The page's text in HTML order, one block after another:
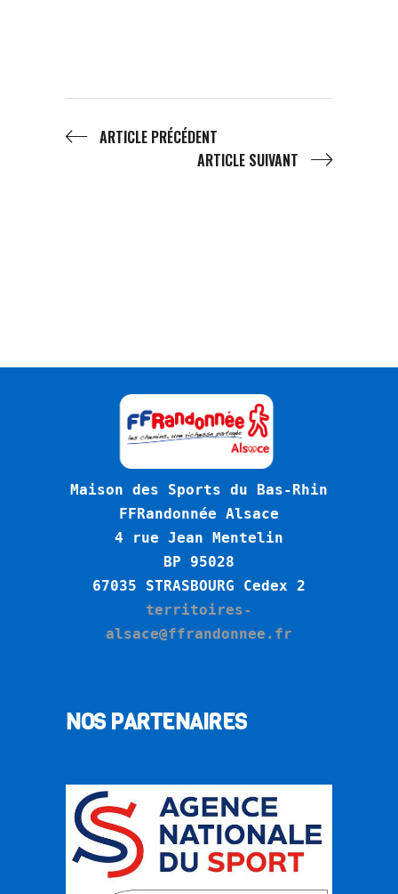
ARTICLE PRÉCÉDENT
ARTICLE SUIVANT
Maison des Sports du Bas-Rhin
FFRandonnée Alsace
4 rue Jean Mentelin
BP 95028
67035 STRASBOURG Cedex 2
territoires-
alsace@ffrandonnee.fr
NOS PARTENAIRES